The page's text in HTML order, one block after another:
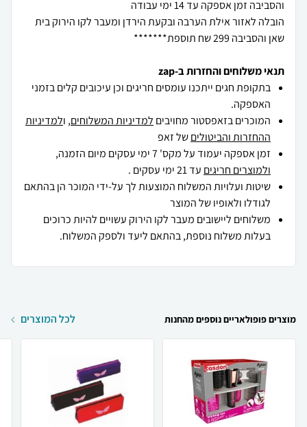
הובלה לאזור אילת הערבה ובקעת הירדן ומעבר לקו הירוק בית
שאן והסביבה 299 שח תוספת*******
תנאי משלוחים והחזרות ב-zap
בתקופת חגים ייתכנו עומסים חריגים וכן עיכובים קלים בזמני
האספקה.
המוכרים בזאפסטור מחויבים למדיניות המשלוחים, ולמדיניות
ההחזרות והביטוליםשל זאפ
זמן אספקה יעמוד על מקס' 7 ימי עסקים מיום הזמנה,
ולמוצרים חריגים עד 21 ימי עסקים .
שיטות ועלויות המשלוח המוצעות לך על-ידי המוכר הן בהתאם
לגודלו ולאופיו של המוצר
משלוחים ליישובים מעבר לקו הירוק עשויים להיות כרוכים
בעלות משלוח נוספת, בהתאם ליעד ולספק המשלוח.
מוצרים פופולאריים נוספים מהחנות לכל המוצרים